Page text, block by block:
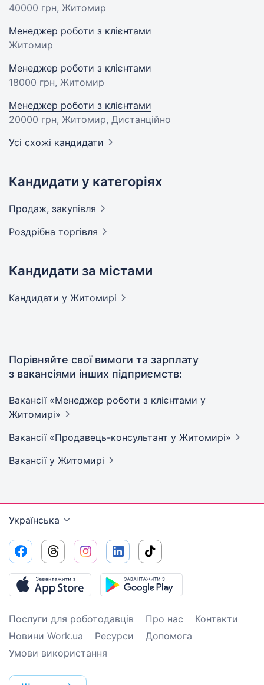
40000 грн, Житомир
Менеджер роботи з клієнтами
Житомир
Менеджер роботи з клієнтами
18000 грн, Житомир
Менеджер роботи з клієнтами
20000 грн, Житомир, Дистанційно
Усі схожі кандидати
Кандидати у категоріях
Продаж, закупівля
Роздрібна торгівля
Кандидати за містами
Кандидати у Житомирі
Порівняйте свої вимоги та зарплату
з вакансіями інших підприємств:
Вакансії «Менеджер роботи з клієнтами у
Житомирі»
Вакансії «Продавець-консультант у Житомирі»
Вакансії у Житомирі
Українська
Послуги для роботодавців Про нас
Контакти
Новини Work.ua
Ресурси
Допомога
Умови використання